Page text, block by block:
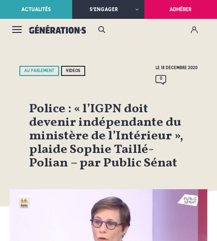
ACTUALITÉS S’ENGAGER ADHÉRER
AU PARLEMENT VIDÉOS
LE 18 DÉCEMBRE 2020
0
Police : « l’IGPN doit
devenir indépendante du
ministère de l’Intérieur »,
plaide Sophie Taillé-
Polian – par Public Sénat